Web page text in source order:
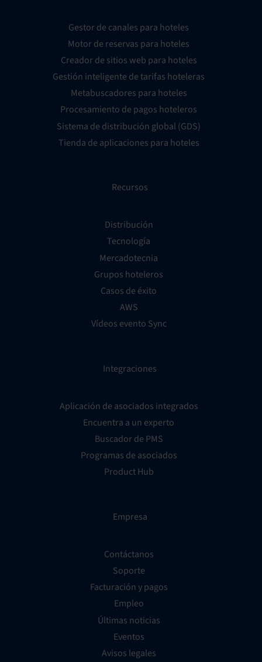
Gestor de canales para hoteles
Motor de reservas para hoteles
Creador de sitios web para hoteles
Gestión inteligente de tarifas hoteleras
Metabuscadores para hoteles
Procesamiento de pagos hoteleros
Sistema de distribución global (GDS)
Tienda de aplicaciones para hoteles
Recursos
Distribución
Tecnología
Mercadotecnia
Grupos hoteleros
Casos de éxito
AWS
Vídeos evento Sync
Integraciones
Aplicación de asociados integrados
Encuentra a un experto
Buscador de PMS
Programas de asociados
Product Hub
Empresa
Contáctanos
Soporte
Facturación y pagos
Empleo
Últimas noticias
Eventos
Avisos legales